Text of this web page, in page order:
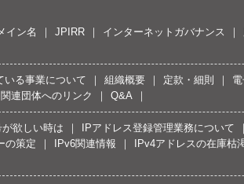
イン名 JPIRR インターネットガバナンス
いる事業について 組織概要 定款・細則
関連団体へのリンク Q&A
が欲しい時は IPアドレス登録管理業務について
の策定 IPv6関連情報 IPv4アドレスの在庫枯